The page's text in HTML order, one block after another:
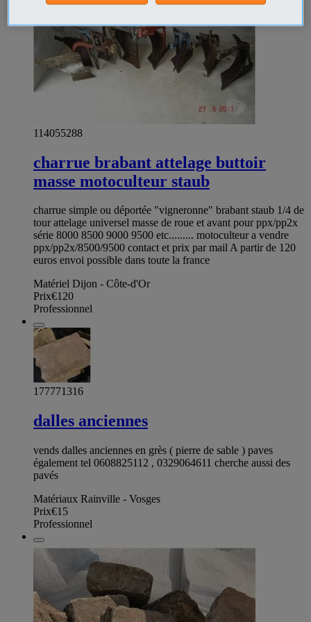
114055288
charrue brabant attelage buttoir
masse motoculteur staub
charrue simple ou déportée "vigneronne" brabant staub 1/4 de
tour attelage universel masse de roue et avant pour ppx/pp2x
série 8000 8500 9000 9500 etc......... motoculteur a vendre
ppx/pp2x/8500/9500 contact et prix par mail A partir de 120
euros envoi possible dans toute la france
Matériel Dijon - Côte-d'Or
Prix€120
Professionnel
177771316
dalles anciennes
vends dalles anciennes en grès ( pierre de sable ) paves
également tel 0608825112 , 0329064611 cherche aussi des
pavés
Matériaux Rainville - Vosges
Prix€15
Professionnel